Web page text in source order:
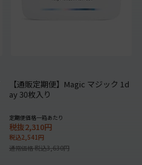
【通販定期便】Magic マジック 1d
ay 30枚入り
定期便価格一箱あたり
税抜2,310円
税込2,541円
通常価格 税込3,630円